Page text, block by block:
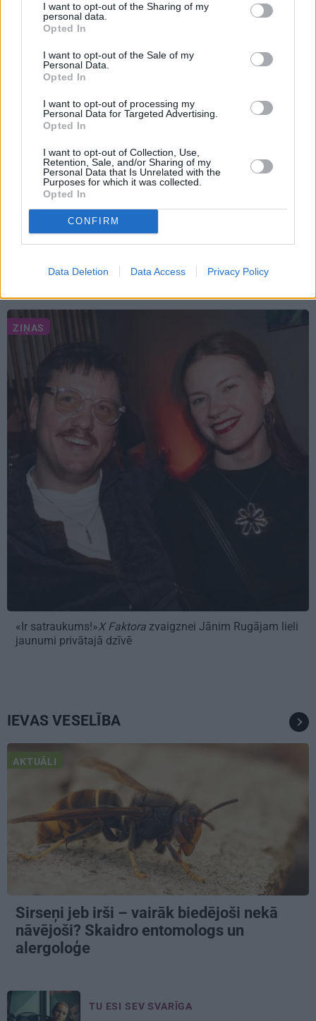
I want to opt-out of the Sharing of my
personal data.
Opted In
I want to opt-out of the Sale of my
Personal Data.
Opted In
I want to opt-out of processing my
Personal Data for Targeted Advertising.
Opted In
I want to opt-out of Collection, Use,
Retention, Sale, and/or Sharing of my
Personal Data that Is Unrelated with the
Purposes for which it was collected.
Opted In
CONFIRM
Data Deletion Data Access Privacy Policy
Brūsa Vilisa sieva atklāj, par ko šovasar
jutusies vainīga sava slimā vīra priekšā
SlavenāTutas lietu
vienkāršu veidu, kā
iedarbināt vielmaiņu
sev vīru
ZIŅAS
«Ir satraukums!»X Faktora zvaigznei Jānim Rugājam lieli
jaunumi privātajā dzīvē
IEVAS VESELĪBA
AKTUĀLI
Sirseņi jeb irši – vairāk biedējoši nekā
nāvējoši? Skaidro entomologs un
alergoloģe
TU ESI SEV SVARĪGA